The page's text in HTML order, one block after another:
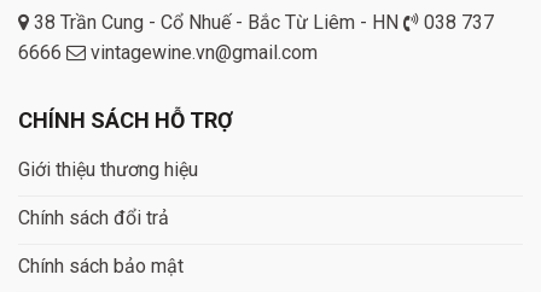
38 Trần Cung - Cổ Nhuế - Bắc Từ Liêm - HN
038 737
6666
vintagewine.vn@gmail.com
CHÍNH SÁCH HỖ TRỢ
Giới thiệu thương hiệu
Chính sách đổi trả
Chính sách bảo mật